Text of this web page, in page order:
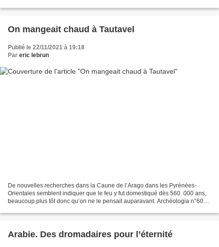
On mangeait chaud à Tautavel
Publié le 22/11/2021 à 19:18
Par eric lebrun
De nouvelles recherches dans la Caune de l’Arago dans les Pyrénées-
Orientales semblent indiquer que le feu y fut domestiqué dès 560. 000 ans,
beaucoup plus tôt donc qu’on ne le pensait auparavant. Archéologia n°603 -
Arabie. Des dromadaires pour l’éternité